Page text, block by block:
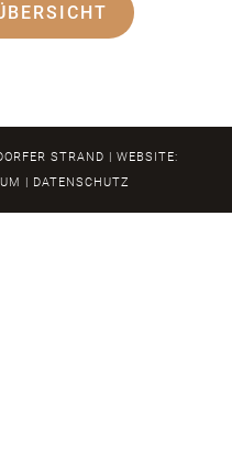
STRAND | WEBSITE:
| DATENSCHUTZ